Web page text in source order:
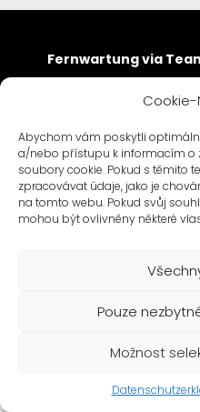
Abychom vám poskytli
a/nebo přístupu k informacím o
soubory cookie. Pokud s těmito
zpracovávat údaje, jako je
na tomto webu. Pokud svůj
mohou být ovlivněny některé
Pouze
Možnost
Fernwartung via